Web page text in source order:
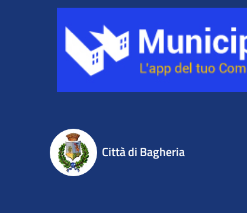
Città di Bagheria